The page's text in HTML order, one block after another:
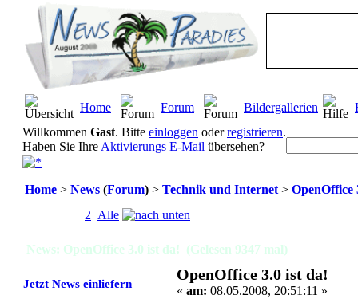
Home Forum Bildergallerien
Willkommen Gast. Bitte einloggen oderregistrieren.
Haben Sie Ihre Aktivierungs E-Mail übersehen?
Home > News (Forum) > Technik und Internet > OpenOffice
2 Alle
News: OpenOffice 3.0 ist da! (Gelesen 9347 mal)
Jetzt News einliefern
OpenOffice 3.0 ist da!
« am: 08.05.2008, 20:51:11 »